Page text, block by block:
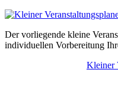
Der vorliegende kleine
individuellen Vorbereitung
Kleiner